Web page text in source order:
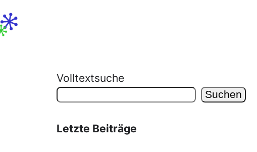
Volltextsuche
Suchen
Letzte Beiträge